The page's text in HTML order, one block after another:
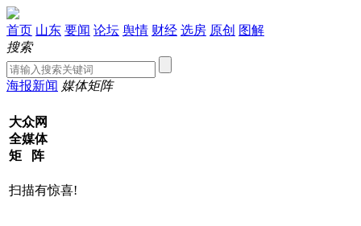
首页 山东 要闻 论坛 舆情 财经 选房 原创 图解
搜索
海报新闻 媒体矩阵
大众网
全媒体
矩 阵
扫描有惊喜!